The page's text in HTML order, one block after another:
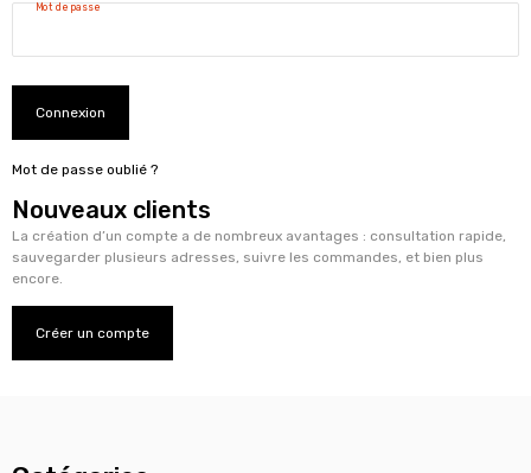
Mot de passe
Connexion
Mot de passe oublié ?
Nouveaux clients
La création d’un compte a de nombreux avantages : consultation rapide,
sauvegarder plusieurs adresses, suivre les commandes, et bien plus
encore.
Créer un compte